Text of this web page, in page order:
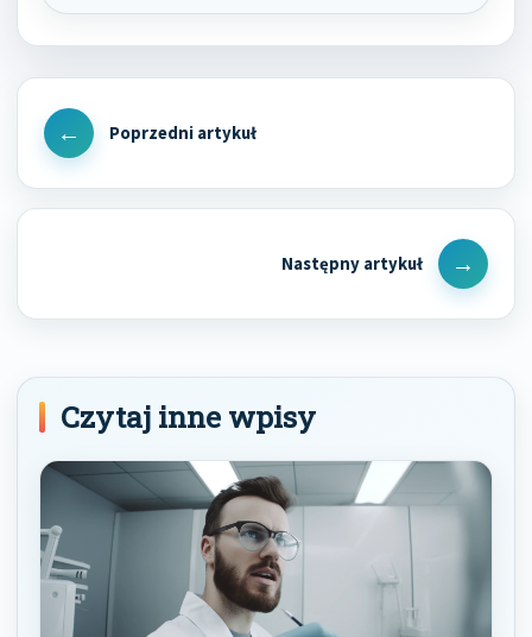
Nawigacja
wpisu
Previous
Next
Post
Czytaj inne wpisy